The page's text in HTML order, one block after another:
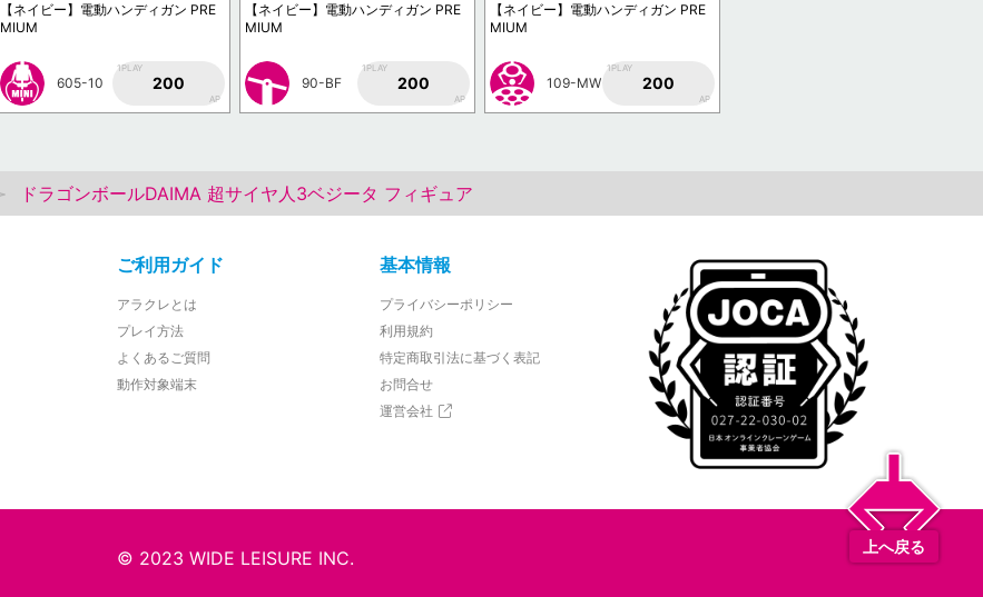
【ネイビー】電動ハンディガン PRE
MIUM
605-10
1PLAY
200
AP
【ネイビー】電動ハンディガン PRE
MIUM
90-BF
1PLAY
200
AP
【ネイビー】電動ハンディガン PRE
MIUM
109-MW
1PLAY
200
AP
ドラゴンボールDAIMA 超サイヤ人3ベジータ フィギュア
ご利用ガイド
アラクレとは
プレイ方法
よくあるご質問
動作対象端末
基本情報
プライバシーポリシー
利用規約
特定商取引法に基づく表記
お問合せ
運営会社
© 2023 WIDE LEISURE INC.
上へ戻る